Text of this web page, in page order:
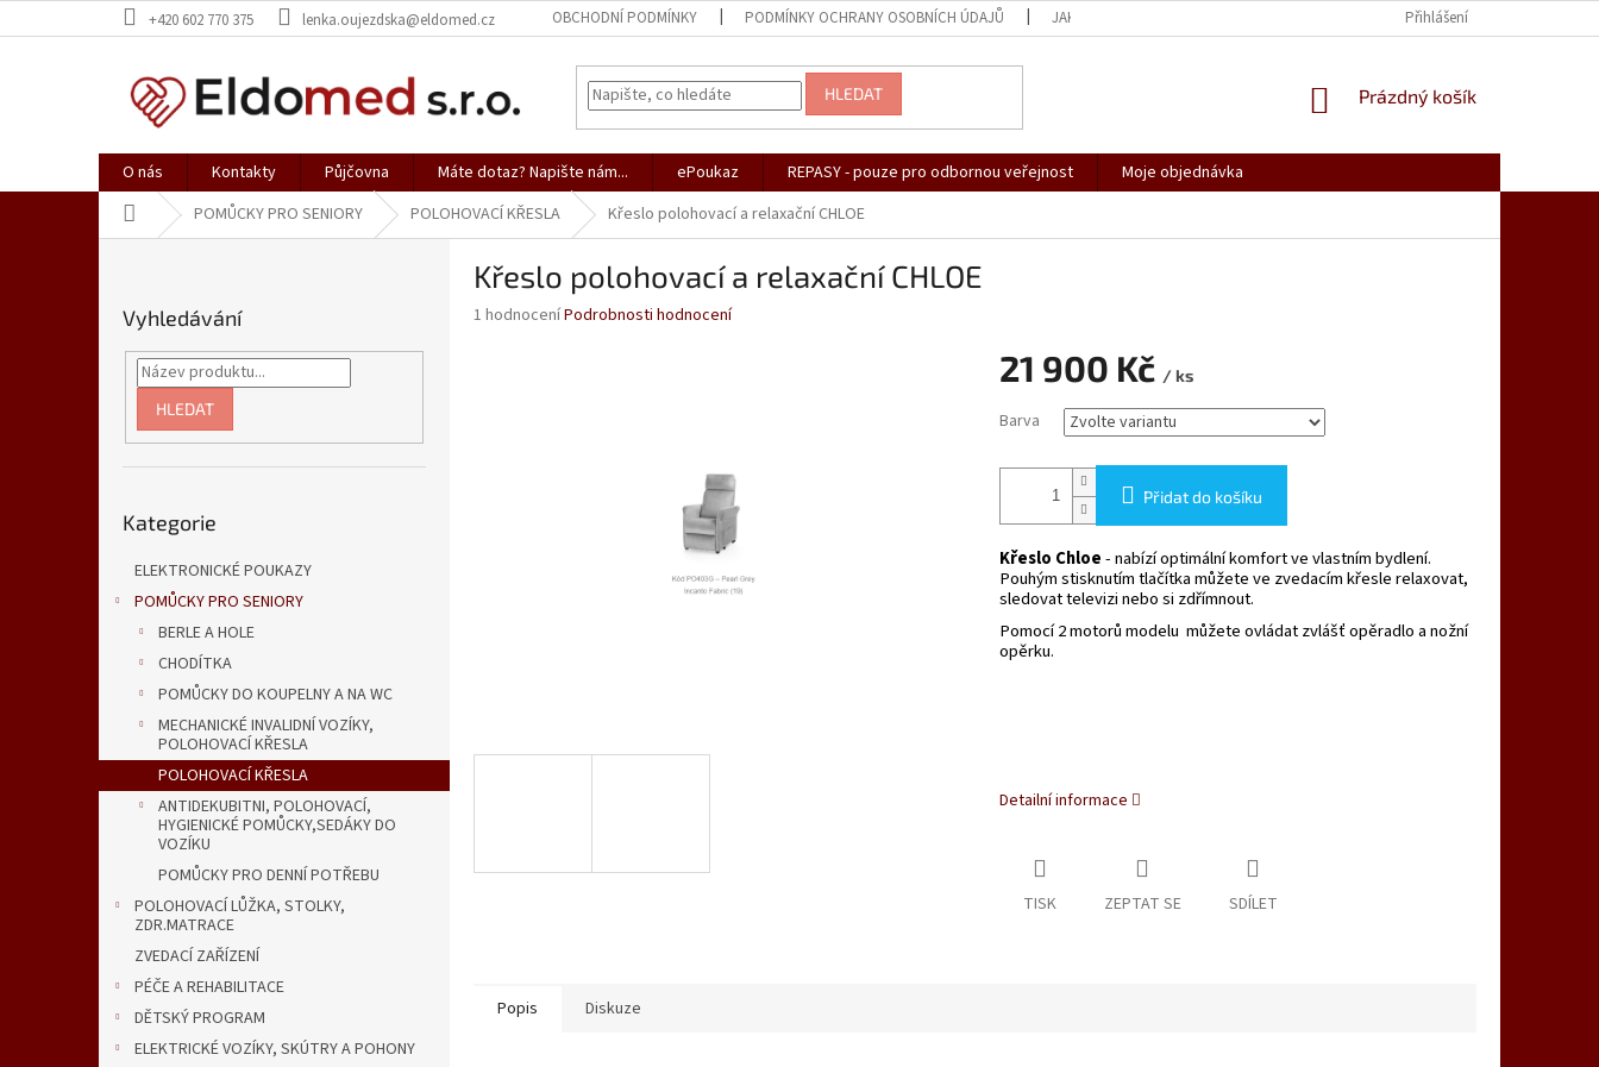
na
+420 602 770 375 lenka.oujezdska@eldomed.cz OBCHODNÍ PODMÍNKY PODMÍNKY OCHRANY OSOBNÍCH ÚDAJŮ JAK NAKUPOVAT REKLAMACE, VRÁCENÍ ZBOŽÍ
Přihlášení
HLEDAT
NÁKUPNÍ
Prázdný košík
O nás Kontakty Půjčovna Máte dotaz? Napište nám... ePoukaz REPASY - pouze pro odbornou veřejnost
Moje objednávka
Domů POMŮCKY PRO SENIORY POLOHOVACÍ KŘESLA Křeslo polohovací a relaxační CHLOE
Vyhledávání
HLEDAT
kategorie
Kategorie
ELEKTRONICKÉ POUKAZY
POMŮCKY PRO SENIORY
BERLE A HOLE
CHODÍTKA
POMŮCKY DO KOUPELNY A NA WC
MECHANICKÉ INVALIDNÍ VOZÍKY,
POLOHOVACÍ KŘESLA
POLOHOVACÍ KŘESLA
ANTIDEKUBITNI, POLOHOVACÍ,
HYGIENICKÉ POMŮCKY,SEDÁKY DO
VOZÍKU
POMŮCKY PRO DENNÍ POTŘEBU
POLOHOVACÍ LŮŽKA, STOLKY,
ZDR.MATRACE
ZVEDACÍ ZAŘÍZENÍ
PÉČE A REHABILITACE
DĚTSKÝ PROGRAM
ELEKTRICKÉ VOZÍKY, SKÚTRY A POHONY
Křeslo polohovací a relaxační CHLOE
Průměrné
1 hodnoceníPodrobnosti hodnocení
21 900 Kč / ks
cena:
Barva
Přidat do košíku
Křeslo Chloe- nabízí optimální komfort ve vlastním bydlení.
Pouhým stisknutím tlačítka můžete ve zvedacím křesle relaxovat,
sledovat televizi nebo si zdřímnout.
Pomocí 2 motorů modelu můžete ovládat zvlášť opěradlo a nožní
opěrku.
Detailní informace
TISK ZEPTAT SE SDÍLET
Popis Diskuze